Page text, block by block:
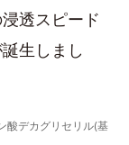
透スピード
生しまし
酸デカグリセリル(基